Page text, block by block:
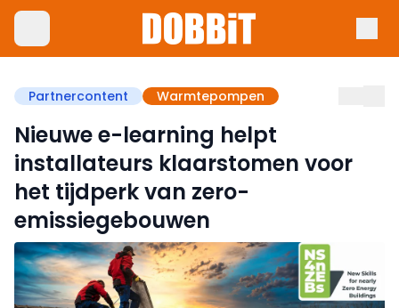
Partnercontent Warmtepompen
Nieuwe e-learning helpt
installateurs klaarstomen voor
het tijdperk van zero-
emissiegebouwen